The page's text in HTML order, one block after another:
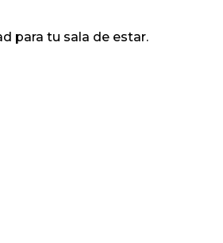
para tu sala de estar.